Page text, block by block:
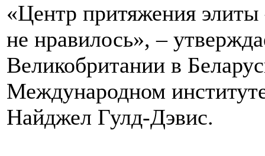
«Центр притяжения
не нравилось», –
Великобритании в
Международном
Найджел Гулд-Дэвис.